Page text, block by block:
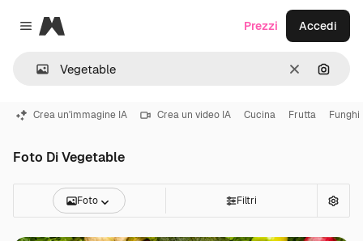
Close menu
Magnific
CancellaCerca
Prezzi Accedi
Crea un'immagine IA Crea un video IA Cucina Frutta Funghi
Foto Di Vegetable
Foto Filtri